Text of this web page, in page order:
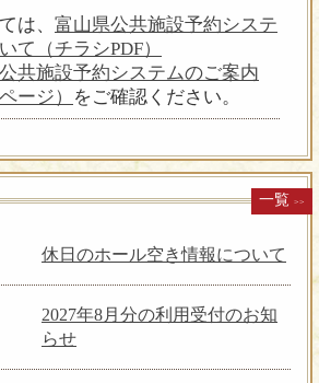
世紀イタリア古楽を中心に様々な音
歌い作曲もする。「辻康介と葉山
婦人会」「南蛮ムジカ」「ネーモ
コンチェルタート」等を主宰、
とぴあ国際音楽祭」「山のシュー
CD＋BOOK「おとなのための俊太
リリース。「名橋たちの音を聴
「池の畔の音楽会」「東京雑戯
ウンド・スケープ、伝統芸能やジャ
行う。国立音楽大学楽理科卒、同音
研究所研修科修了、ミラノ市音楽院
楽声楽科修士課程修了。声楽を牧野
もしろい！ Vol.174
出演】ジョングルール・
・ミュジシャン（古楽アンサンブ
していた放浪楽師が奏でる愉快で
０月２２日（木）★特別ライブ★
野直子ハープ・リサイタル Vol.175
代ハープと古楽器ハープの弾きくら
は、 富山県公共施設予約システ
て（チラシPDF）
共施設予約システムのご案内
ージ）
をご確認ください。
一覧>>
休日のホール空き情報について
2027年8月分の利用受付のお知
らせ